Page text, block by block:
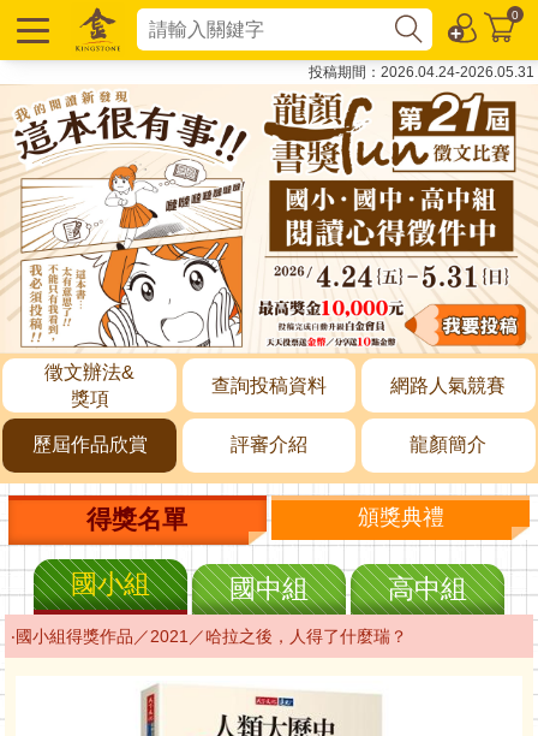
0
投稿期間：2026.04.24-2026.05.31
徵文辦法&
獎項
查詢投稿資料 網路人氣競賽
歷屆作品欣賞 評審介紹 龍顏簡介
得獎名單 頒獎典禮
國小組 國中組 高中組
‧國小組得獎作品／2021／哈拉之後，人得了什麼瑞？